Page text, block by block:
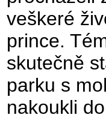
veškeré
prince.
skutečně
parku s
nakoukli